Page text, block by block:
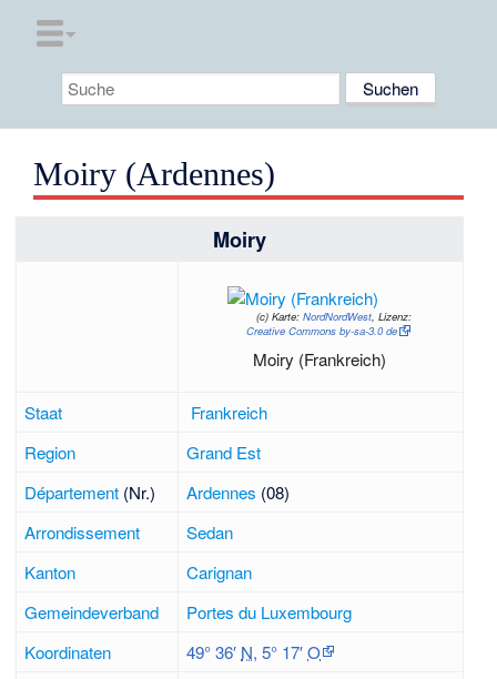
Moiry (Ardennes)
Moiry
(c)Karte:NordNordWest, Lizenz:
Creative Commons by-sa-3.0 de
Moiry (Frankreich)
Staat
Frankreich
Region
Grand Est
Département (Nr.) Ardennes (08)
Arrondissement
Sedan
Kanton
Carignan
Gemeindeverband
Portes du Luxembourg
Koordinaten
49° 36′ N,5° 17′O